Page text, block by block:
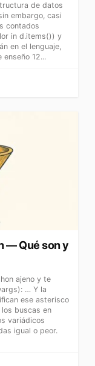
de datos
embargo, casi
contados
in d.items()) y
en el lenguaje,
12...
— Qué son y
ajeno y te
… Y la
ese asterisco
buscas en
variádicos
igual o peor.